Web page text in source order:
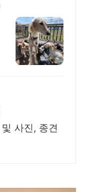
사진, 종견